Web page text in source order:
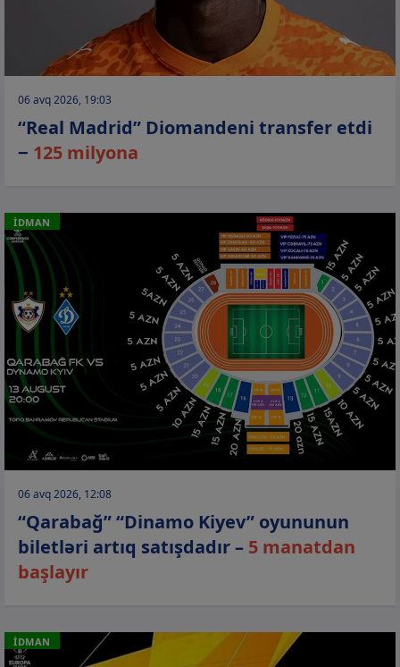
06 avq 2026, 19:03
“Real Madrid” Diomandeni transfer etdi
− 125 milyona
İDMAN
06 avq 2026, 12:08
“Qarabağ” “Dinamo Kiyev” oyununun
biletləri artıq satışdadır – 5 manatdan
başlayır
İDMAN